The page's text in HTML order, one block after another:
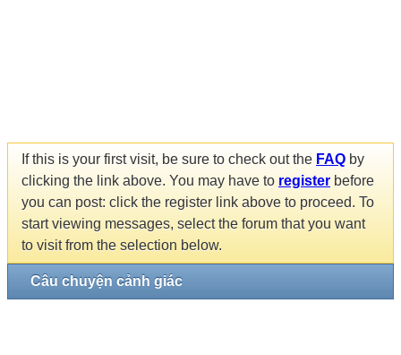
If this is your first visit, be sure to check out the FAQ by
clicking the link above. You may have to register before
you can post: click the register link above to proceed. To
start viewing messages, select the forum that you want
to visit from the selection below.
Câu chuyện cảnh giác